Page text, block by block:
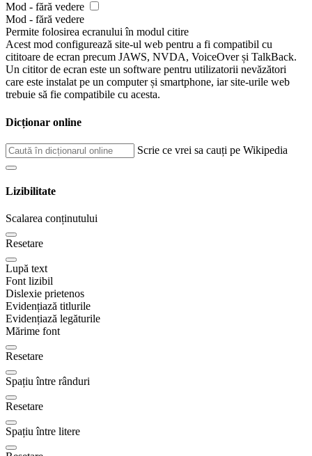
Mod - fără vedere
Mod - fără vedere
Permite folosirea ecranului în modul citire
Acest mod configurează site-ul web pentru a fi compatibil cu
cititoare de ecran precum JAWS, NVDA, VoiceOver și TalkBack.
Un cititor de ecran este un software pentru utilizatorii nevăzători
care este instalat pe un computer și smartphone, iar site-urile web
trebuie să fie compatibile cu acesta.
Dicționar online
Scrie ce vrei sa cauți pe Wikipedia
Lizibilitate
Scalarea conținutului
Resetare
Lupă text
Font lizibil
Dislexie prietenos
Evidențiază titlurile
Evidențiază legăturile
Mărime font
Resetare
Spațiu între rânduri
Resetare
Spațiu între litere